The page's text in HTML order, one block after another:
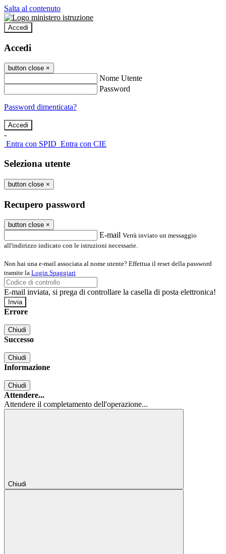
Salta al contenuto
Accedi
Accedi
button close ×
Nome Utente
Password
Password dimenticata?
-
Entra con SPID Entra con CIE
Seleziona utente
button close ×
Recupero password
button close ×
E-mail Verrà inviato un messaggio
all'indirizzo indicato con le istruzioni necessarie.
Non hai una e-mail associata al nome utente? Effettua il reset della password
tramite la Login Spaggiari
E-mail inviata, si prega di controllare la casella di posta elettronica!
Errore
Chiudi
Successo
Chiudi
Informazione
Chiudi
Attendere...
Attendere il completamento dell'operazione...
Chiudi